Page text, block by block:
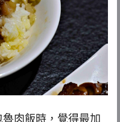
肉飯時，覺得最加